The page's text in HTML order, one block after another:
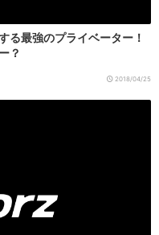
る最強のプライベーター！
？
2018/04/25